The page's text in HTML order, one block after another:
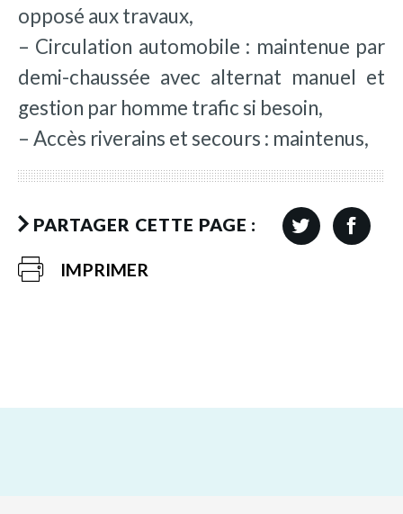
opposé aux travaux,
– Circulation automobile : maintenue par
demi-chaussée avec alternat manuel et
gestion par homme trafic si besoin,
– Accès riverains et secours : maintenus,
PARTAGER CETTE PAGE :
IMPRIMER